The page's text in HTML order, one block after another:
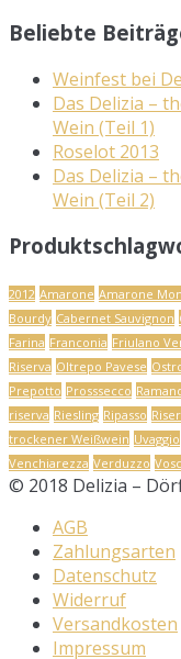
Beliebte
Weinfest bei
Das Delizia –
Wein (Teil 1)
Roselot 2013
Das Delizia –
Wein (Teil 2)
2012 Amarone Amarone
Bourdy Cabernet Sauvignon
Farina Franconia Friulano
Riserva Oltrepo Pavese
Prepotto Prosssecco
riserva Riesling Ripasso
trockener Weißwein Uvaggio
Venchiarezza Verduzzo
© 2018 Delizia –
AGB
Zahlungsarten
Datenschutz
Widerruf
Versandkosten
Impressum